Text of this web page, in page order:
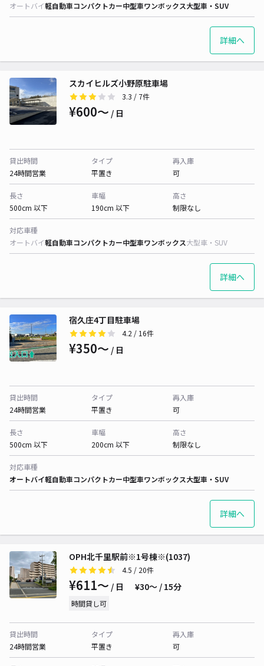
オートバイ軽自動車コンパクトカー中型車ワンボックス大型車・SUV
詳細へ
スカイヒルズ小野原駐車場
3.3 / 7件
¥600〜 / 日
貸出時間
24時間営業
タイプ
平置き
再入庫
可
長さ
500cm 以下
車幅
190cm 以下
高さ
制限なし
対応車種
オートバイ軽自動車コンパクトカー中型車ワンボックス大型車・SUV
詳細へ
宿久庄4丁目駐車場
4.2 / 16件
¥350〜 / 日
貸出時間
24時間営業
タイプ
平置き
再入庫
可
長さ
500cm 以下
車幅
200cm 以下
高さ
制限なし
対応車種
オートバイ軽自動車コンパクトカー中型車ワンボックス大型車・SUV
詳細へ
OPH北千里駅前※1号棟※(1037)
4.5 / 20件
¥611〜 / 日 ¥30〜 / 15分
時間貸し可
貸出時間
24時間営業
タイプ
平置き
再入庫
可